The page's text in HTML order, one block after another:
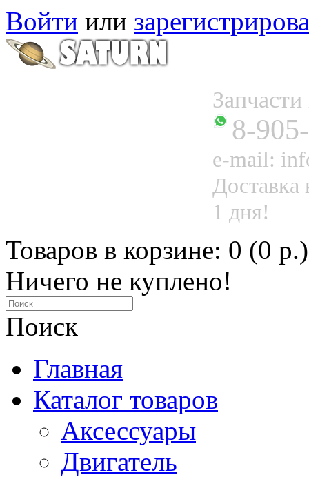
Войти или
8-
e-mail:
Доставка
1 дня!
Товаров в корзине: 0 (0 р.)
Ничего не куплено!
Поиск
Главная
Каталог товаров
Аксессуары
Двигатель